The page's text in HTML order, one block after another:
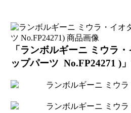
「ランボルギーニ ミウラ
ップパーツ No.FP24271 )